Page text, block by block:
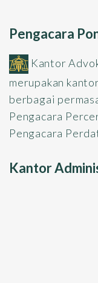
Pengacara
Kantor
merupakan
berbagai
Pengacara
Pengacara
Kantor